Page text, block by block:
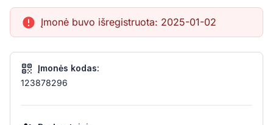
Įmonė buvo išregistruota: 2025-01-02
Įmonės kodas:
123878296